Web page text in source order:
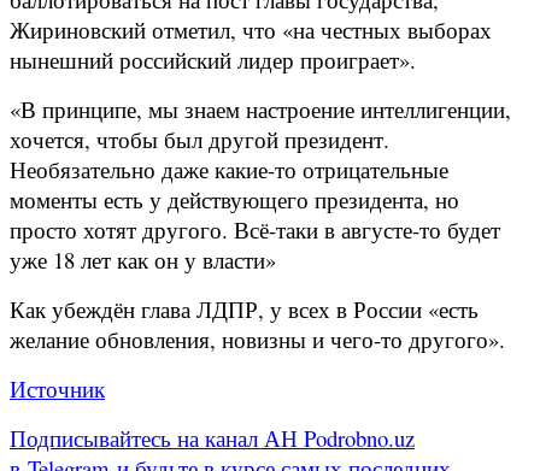
Жириновский отметил, что «на честных выборах
нынешний российский лидер проиграет».
«В принципе, мы знаем настроение интеллигенции,
хочется, чтобы был другой президент.
Необязательно даже какие-то отрицательные
моменты есть у действующего президента, но
просто хотят другого. Всё-таки в августе-то будет
уже 18 лет как он у власти»
Как убеждён глава ЛДПР, у всех в России «есть
желание обновления, новизны и чего-то другого».
Источник
Подписывайтесь на канал АН Podrobno.uz